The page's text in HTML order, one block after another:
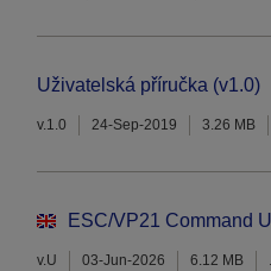
Uživatelská příručka (v1.0)
v.1.0 24-Sep-2019 3.26 MB
ESC/VP21 Command
v.U 03-Jun-2026 6.12 MB